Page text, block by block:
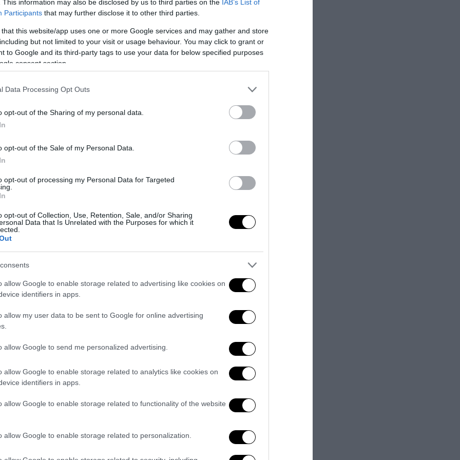
This information may also be disclosed by us to third parties on the IAB’s List of
Participants that may further disclose it to other third parties.
that this website/app uses one or more Google services and may gather and store
but not limited to your visit or usage behaviour. You may click to grant or
to Google and its third-party tags to use your data for below specified purposes
consent section.
Data Processing Opt Outs
opt-out of the Sharing of my personal data.
opt-out of the Sale of my Personal Data.
opt-out of processing my Personal Data for Targeted
opt-out of Collection, Use, Retention, Sale, and/or Sharing
Data that Is Unrelated with the Purposes for which it
allow Google to enable storage related to advertising like cookies on
identifiers in apps.
allow my user data to be sent to Google for online advertising
allow Google to send me personalized advertising.
allow Google to enable storage related to analytics like cookies on
identifiers in apps.
allow Google to enable storage related to functionality of the website
allow Google to enable storage related to personalization.
risveglia quel legame con il sangue, col suolo, con il Clan, con il proprio popolo e
che il mondo finanziario londinese era riuscito solo a sotterrare ma non a
gli lascia in eredità un antico pezzo di scacchi, custodito da secoli dagli
Clan, che lo spingerà alla ricerca degli altri pezzi per ricomporre un arcano set di
magicamente ai tempi della dominazione vichinga della Scozia e legato in
mito del Ragnarok e del rinnovamento del mondo. La ricerca dei Guardiani, i
capi Clan che custodiscono gli altri pezzi magici della scacchiera, si intreccia
di Volund, il forgiatore poeta “fabbro di canti” che nel XII secolo, ispirato
Padre degli Dei, compie a sua volta
un percorso iniziatico per portare a termine
misterioso set di pezzi magici.
misteriosa avventura, a interallacciarepassato, presente e mito come una rete, la
concetto nordico che indica tanto il destino quanto la trama stessa del mondo
e incontri così come canzoni moderne e versi dell’Havamal che si
come se accadessero contemporaneamente e ciclicamente, come il Mulino di
centrale che fa da sottofondo all’intero romanzo:
essere fedeli alla